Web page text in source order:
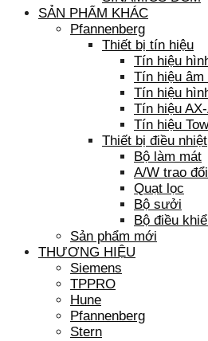
SẢN PHẨM KHÁC
Pfannenberg
Thiết bị tín hiệu
Tín hiệu
Tín hiệu âm
Tín hiệu
Tín hiệu
Tín hiệu
Thiết bị điều nhiệt
Bộ làm mát
A/W trao
Quạt lọc
Bộ sưởi
Bộ điều
Sản phẩm mới
THƯƠNG HIỆU
Siemens
TPPRO
Hune
Pfannenberg
Stern